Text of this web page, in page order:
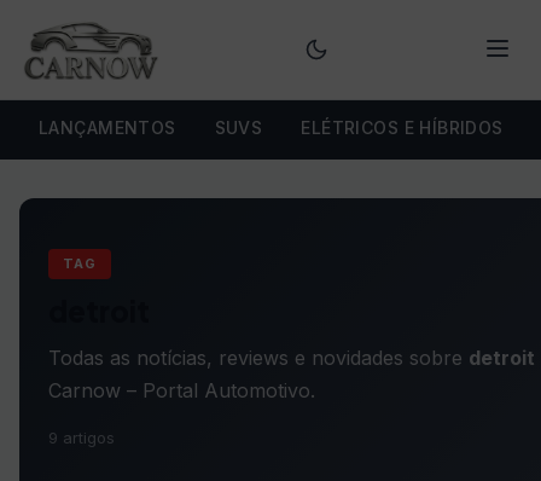
LANÇAMENTOS SUVS ELÉTRICOS E HÍBRIDOS
TAG
Todas as notícias, reviews e novidades sobre detroit
Carnow – Portal Automotivo.
9 artigos